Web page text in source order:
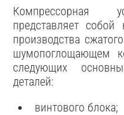
Компрессорная
представляет
производства
шумопоглощающем
следующих
деталей:
винтового блока;